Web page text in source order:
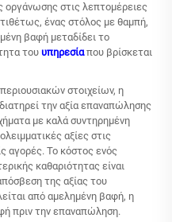
οργάνωσης στις λεπτομέρειες
ένας στόλος με θαμπή,
βαφή μεταδίδει το
του υπηρεσίαπου βρίσκεται
στοιχείων, η
την αξία επαναπώλησης
με καλά συντηρημένη
αξίες στις
αγορές. Το κόστος ενός
καθαριότητας είναι
της αξίας του
από αμελημένη βαφή, η
πριν την επαναπώληση.